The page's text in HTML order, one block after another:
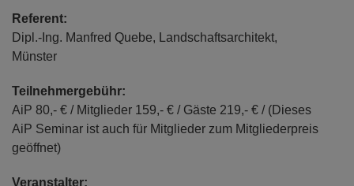
Referent:
Dipl.-Ing. Manfred Quebe, Landschaftsarchitekt,
Münster
Teilnehmergebühr:
AiP 80,- € / Mitglieder 159,- € / Gäste 219,- € / (Dieses
AiP Seminar ist auch für Mitglieder zum Mitgliederpreis
geöffnet)
Veranstalter: